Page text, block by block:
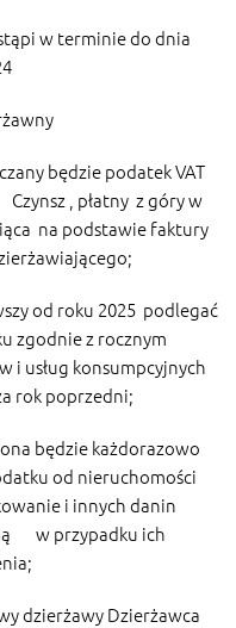
w terminie do dnia
będzie podatek VAT
, płatny z góry w
na podstawie faktury
od roku 2025 podlegać
zgodnie z rocznym
i usług konsumpcyjnych
rok poprzedni;
będzie każdorazowo
od nieruchomości
i innych danin
w przypadku ich
dzierżawy Dzierżawca